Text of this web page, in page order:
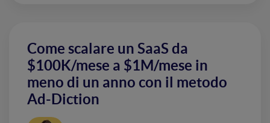
Come scalare un SaaS da
$100K/mese a $1M/mese in
meno di un anno con il metodo
Ad-Diction